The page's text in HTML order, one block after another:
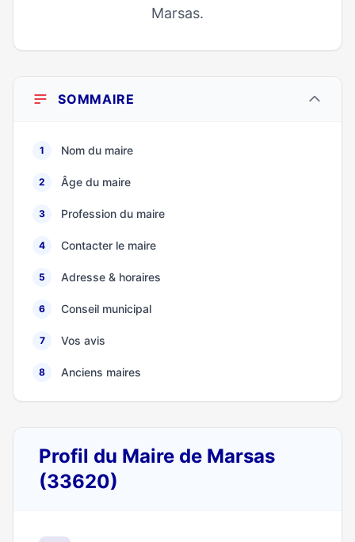
Marsas.
SOMMAIRE
1 Nom du maire
2 Âge du maire
3 Profession du maire
4 Contacter le maire
5 Adresse & horaires
6 Conseil municipal
7 Vos avis
8 Anciens maires
Profil du Maire de Marsas
(33620)